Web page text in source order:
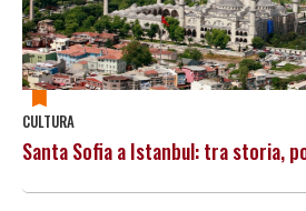
CULTURA
Santa Sofia a Istanbul: tra storia,